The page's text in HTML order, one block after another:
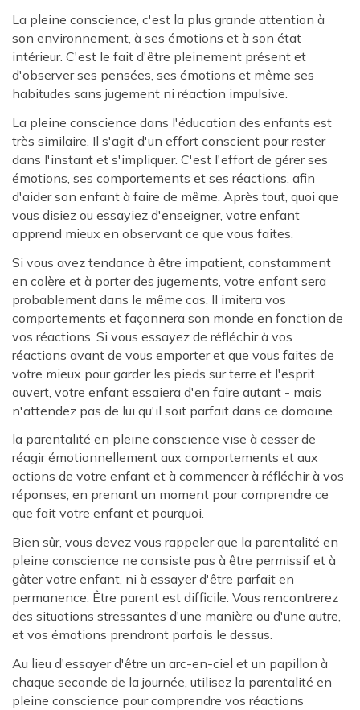
La pleine conscience, c'est la plus grande attention à
son environnement, à ses émotions et à son état
intérieur. C'est le fait d'être pleinement présent et
d'observer ses pensées, ses émotions et même ses
habitudes sans jugement ni réaction impulsive.
La pleine conscience dans l'éducation des enfants est
très similaire. Il s'agit d'un effort conscient pour rester
dans l'instant et s'impliquer. C'est l'effort de gérer ses
émotions, ses comportements et ses réactions, afin
d'aider son enfant à faire de même. Après tout, quoi que
vous disiez ou essayiez d'enseigner, votre enfant
apprend mieux en observant ce que vous faites.
Si vous avez tendance à être impatient, constamment
en colère et à porter des jugements, votre enfant sera
probablement dans le même cas. Il imitera vos
comportements et façonnera son monde en fonction de
vos réactions. Si vous essayez de réfléchir à vos
réactions avant de vous emporter et que vous faites de
votre mieux pour garder les pieds sur terre et l'esprit
ouvert, votre enfant essaiera d'en faire autant - mais
n'attendez pas de lui qu'il soit parfait dans ce domaine.
la parentalité en pleine conscience vise à cesser de
réagir émotionnellement aux comportements et aux
actions de votre enfant et à commencer à réfléchir à vos
réponses, en prenant un moment pour comprendre ce
que fait votre enfant et pourquoi.
Bien sûr, vous devez vous rappeler que la parentalité en
pleine conscience ne consiste pas à être permissif et à
gâter votre enfant, ni à essayer d'être parfait en
permanence. Être parent est difficile. Vous rencontrerez
des situations stressantes d'une manière ou d'une autre,
et vos émotions prendront parfois le dessus.
Au lieu d'essayer d'être un arc-en-ciel et un papillon à
chaque seconde de la journée, utilisez la parentalité en
pleine conscience pour comprendre vos réactions